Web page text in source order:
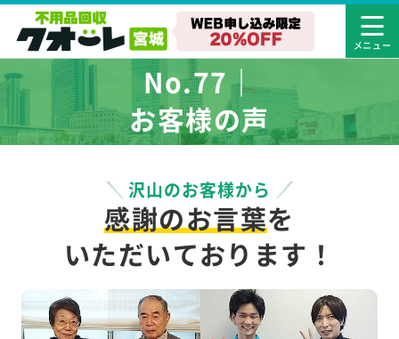
No.77｜
お客様の声
沢山のお客様から
感謝のお言葉を
いただいております！